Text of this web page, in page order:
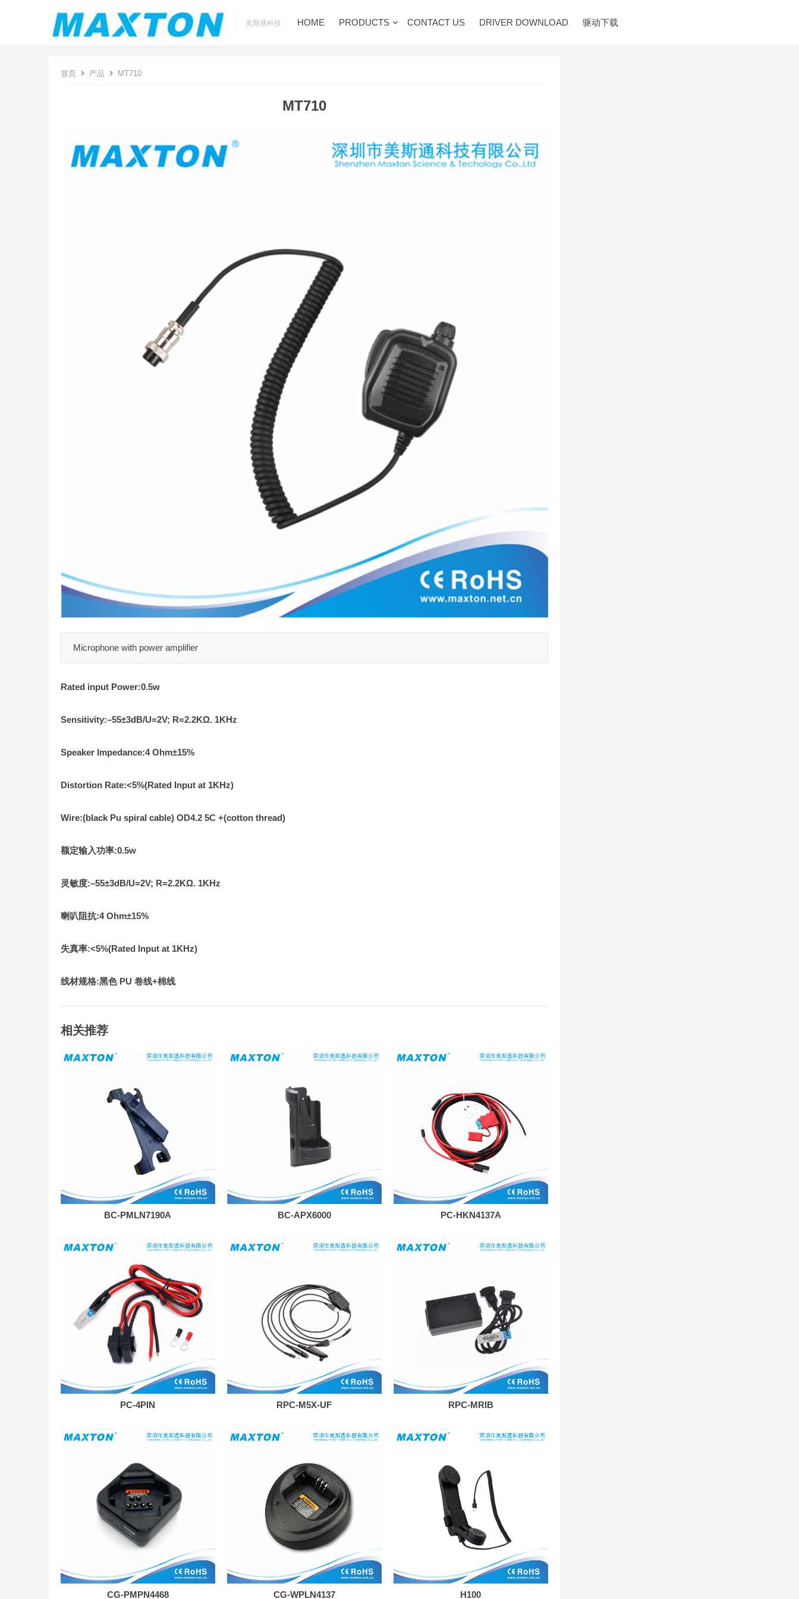
美斯通科技 HOME PRODUCTS CONTACT US DRIVER DOWNLOAD 驱动下载
首页 产品 MT710
MT710
Microphone with power amplifier
Rated input Power:0.5w
Sensitivity:–55±3dB/U=2V; R=2.2KΩ. 1KHz
Speaker Impedance:4Ohm±15%
Distortion Rate:<5%(Rated Input at 1KHz)
Wire:(black Pu spiral cable) OD4.2 5C +(cotton thread)
额定输入功率:0.5w
灵敏度:–55±3dB/U=2V; R=2.2KΩ. 1KHz
喇叭阻抗:4Ohm±15%
失真率:<5%(Rated Input at 1KHz)
线材规格:黑色 PU 卷线+棉线
相关推荐
BC-PMLN7190A BC-APX6000 PC-HKN4137A
PC-4PIN RPC-M5X-UF RPC-MRIB
CG-PMPN4468 CG-WPLN4137 H100